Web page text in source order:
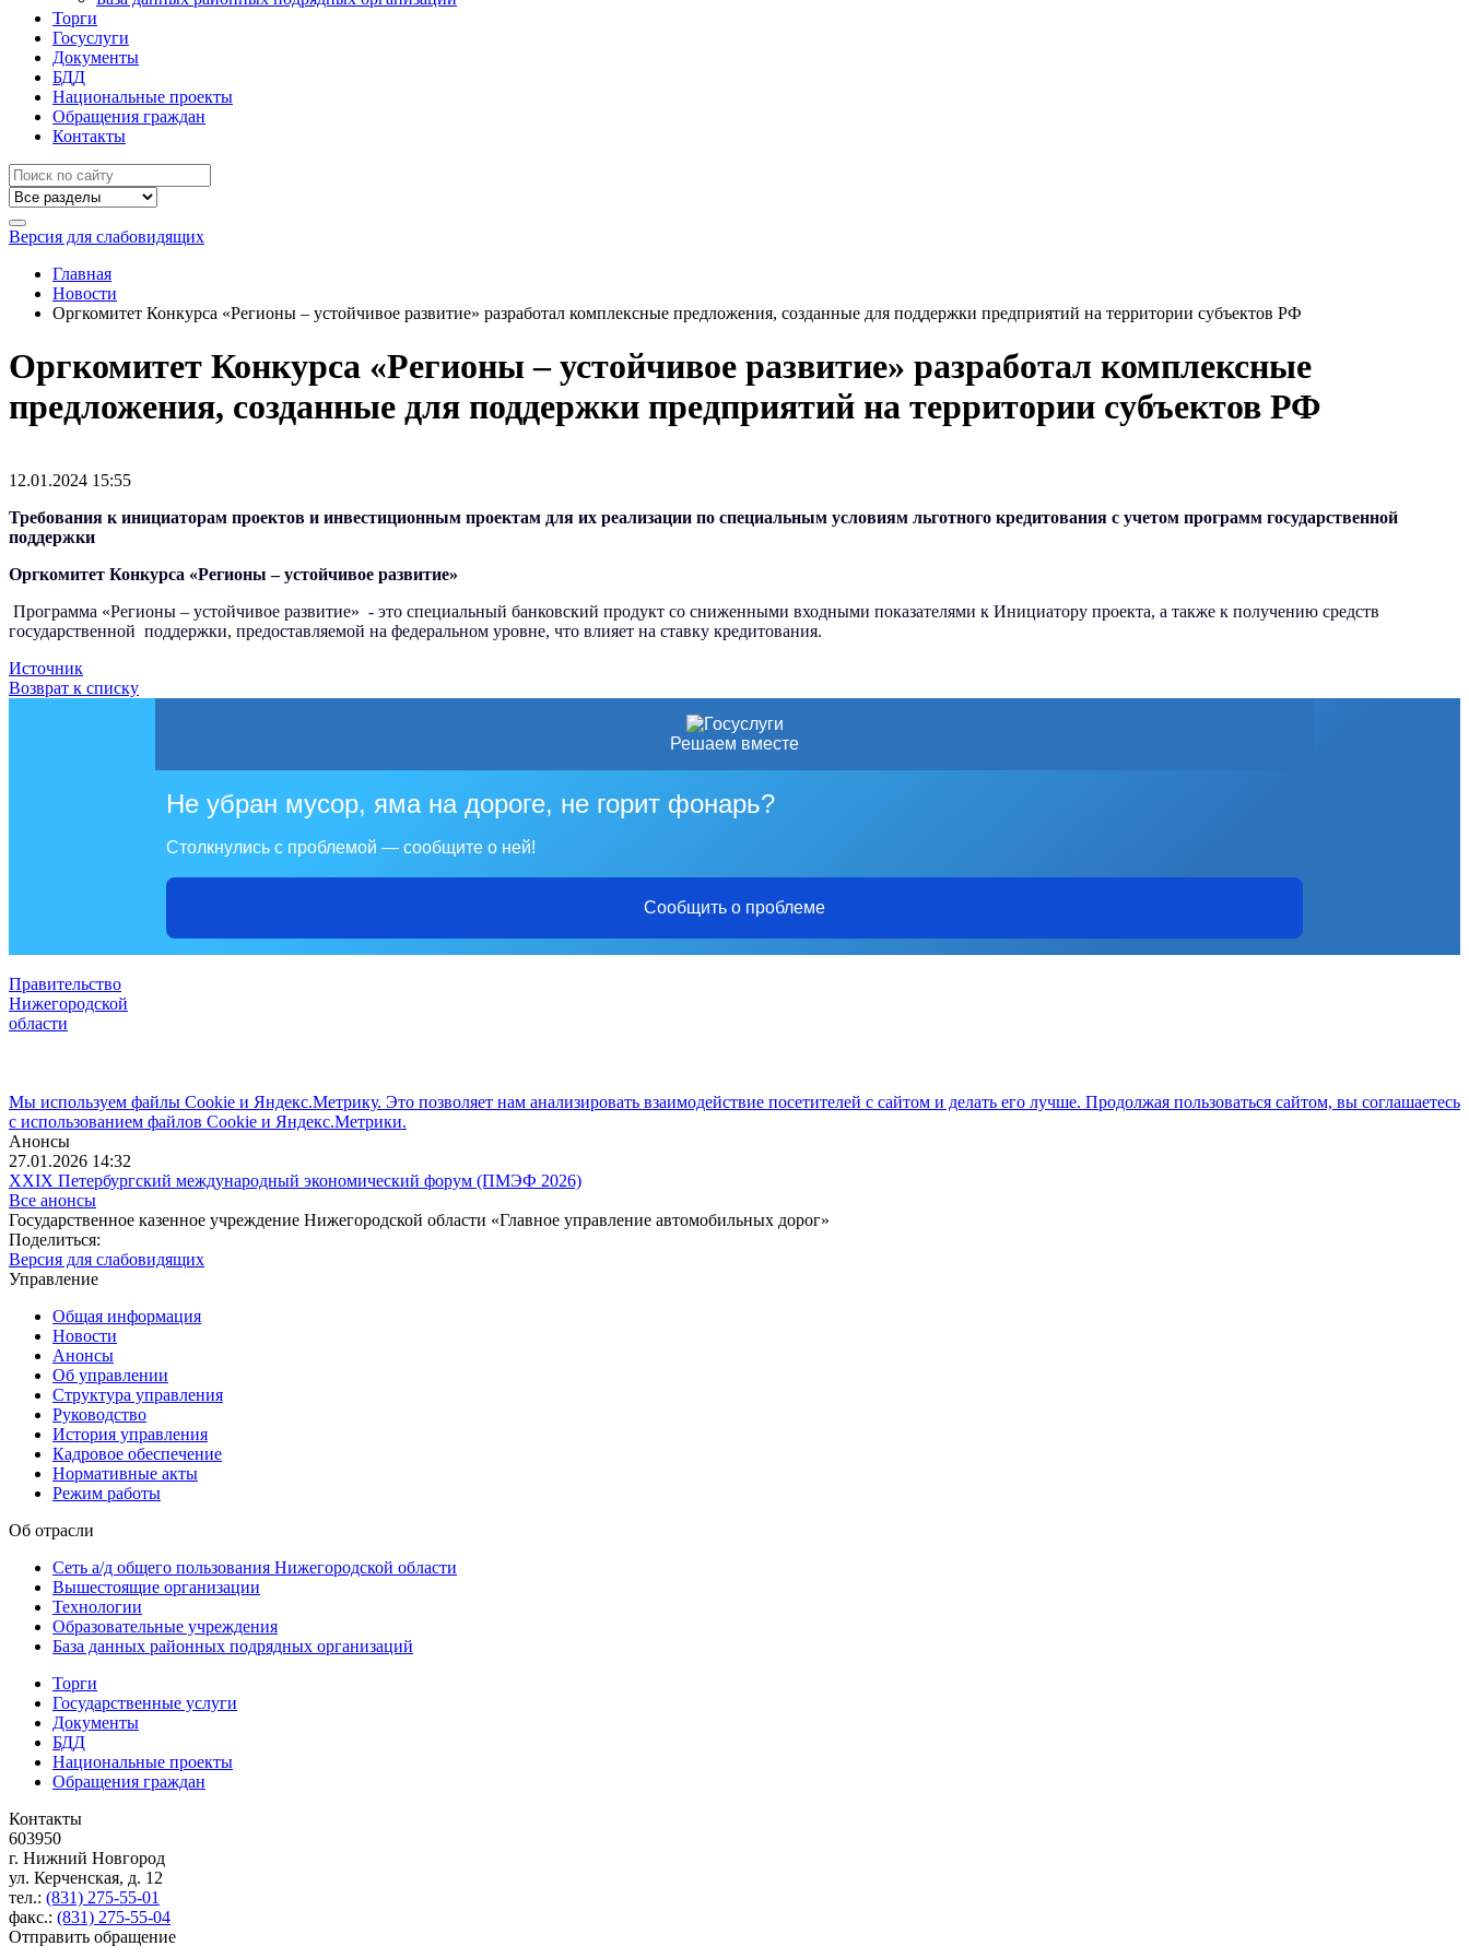
Торги
Госуслуги
Документы
БДД
Национальные проекты
Обращения граждан
Контакты
Версия для слабовидящих
Главная
Новости
Оргкомитет Конкурса «Регионы – устойчивое развитие» разработал комплексные предложения, созданные для поддержки предприятий на территории субъектов РФ
Оргкомитет Конкурса «Регионы – устойчивое развитие» разработал комплексные
предложения, созданные для поддержки предприятий на территории субъектов РФ
12.01.2024 15:55
Требования к инициаторам проектов и инвестиционным проектам для их реализации по специальным условиям льготного кредитования с учетом программ государственной
поддержки
Оргкомитет Конкурса «Регионы – устойчивое развитие»
Программа «Регионы – устойчивое развитие» - это специальный банковский продукт со сниженными входными показателями к Инициатору проекта, а также к получению средств
государственной поддержки, предоставляемой на федеральном уровне, что влияет на ставку кредитования.
Источник
Возврат к списку
Решаем вместе
Не убран мусор, яма на дороге, не горит фонарь?
Столкнулись с проблемой — сообщите о ней!
Сообщить о проблеме
Правительство
Нижегородской
области
Мы используем файлы Cookie и Яндекс.Метрику. Это позволяет нам анализировать взаимодействие посетителей с сайтом и делать его лучше. Продолжая пользоваться сайтом, вы соглашаетесь
с использованием файлов Cookie и Яндекс.Метрики.
Анонсы
27.01.2026 14:32
XXIX Петербургский международный экономический форум (ПМЭФ 2026)
Все анонсы
Государственное казенное учреждение Нижегородской области «Главное управление автомобильных дорог»
Поделиться:
Версия для слабовидящих
Управление
Общая информация
Новости
Анонсы
Об управлении
Структура управления
Руководство
История управления
Кадровое обеспечение
Нормативные акты
Режим работы
Об отрасли
Сеть а/д общего пользования Нижегородской области
Вышестоящие организации
Технологии
Образовательные учреждения
База данных районных подрядных организаций
Торги
Государственные услуги
Документы
БДД
Национальные проекты
Обращения граждан
Контакты
603950
г. Нижний Новгород
ул. Керченская, д. 12
тел.: (831) 275-55-01
факс.: (831) 275-55-04
Отправить обращение